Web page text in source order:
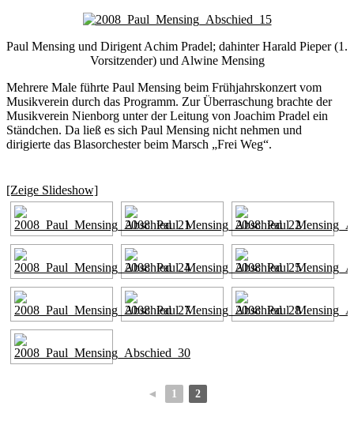
Paul Mensing und Dirigent Achim Pradel; dahinter Harald Pieper (1.
Vorsitzender) und Alwine Mensing
Mehrere Male führte Paul Mensing beim Frühjahrskonzert vom
Musikverein durch das Programm. Zur Überraschung brachte der
Musikverein Nienborg unter der Leitung von Joachim Pradel ein
Ständchen. Da ließ es sich Paul Mensing nicht nehmen und
dirigierte das Blasorchester beim Marsch „Frei Weg“.
[Zeige Slideshow]
◄ 1 2